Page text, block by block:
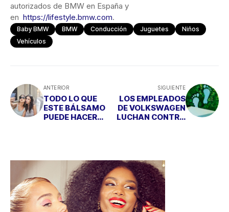
autorizados de BMW en España y
en https://lifestyle.bmw.com.
Baby BMW BMW Conducción Juguetes
Niños
Vehículos
ANTERIOR
TODO LO QUE
ESTE BÁLSAMO
PUEDE HACER
SIGUIENTE
LOS EMPLEADOS
DE VOLKSWAGEN
LUCHAN CONTRA